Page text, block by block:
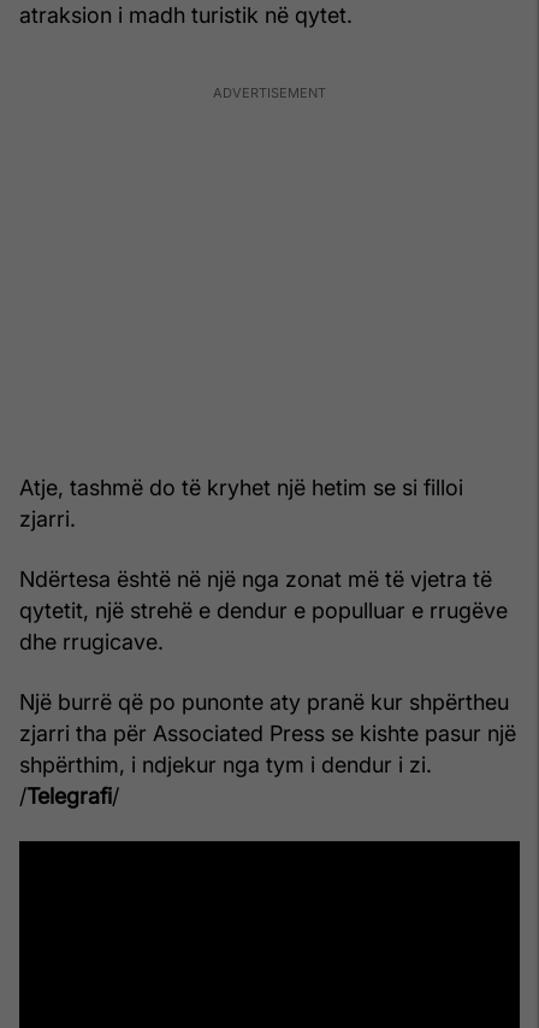
atraksion i madh turistik në qytet.
Atje, tashmë do të kryhet një hetim se si filloi
zjarri.
Ndërtesa është në një nga zonat më të vjetra të
qytetit, një strehë e dendur e populluar e rrugëve
dhe rrugicave.
Një burrë që po punonte aty pranë kur shpërtheu
zjarri tha për Associated Press se kishte pasur një
shpërthim, i ndjekur nga tym i dendur i zi.
/Telegrafi/